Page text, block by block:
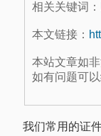
相关关键词：
本文链接：
本站文章如
如有问题可
我们常用的证